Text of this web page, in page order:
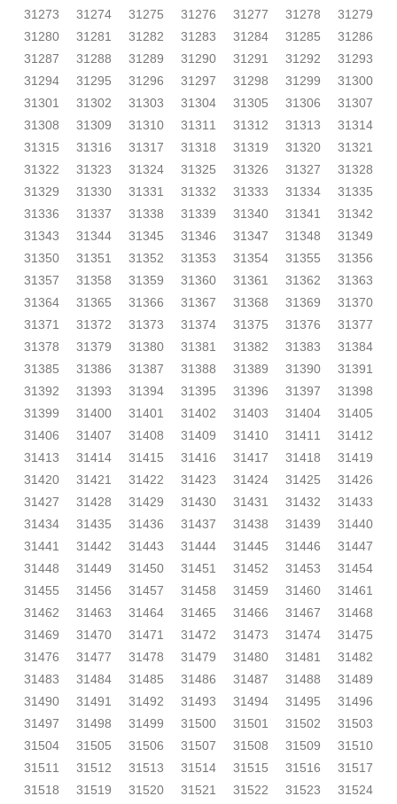
31273
31274 31275 31276 31277 31278
31279
31280
31281 31282 31283 31284 31285
31286
31287
31288 31289 31290 31291 31292
31293
31294
31295 31296 31297 31298 31299
31300
31301
31302 31303 31304 31305 31306
31307
31308
31309 31310 31311 31312 31313
31314
31315
31316 31317 31318 31319 31320
31321
31322
31323 31324 31325 31326 31327
31328
31329
31330 31331 31332 31333 31334
31335
31336
31337 31338 31339 31340 31341
31342
31343
31344 31345 31346 31347 31348
31349
31350
31351 31352 31353 31354 31355
31356
31357
31358 31359 31360 31361 31362
31363
31364
31365 31366 31367 31368 31369
31370
31371
31372 31373 31374 31375 31376
31377
31378
31379 31380 31381 31382 31383
31384
31385
31386 31387 31388 31389 31390
31391
31392
31393 31394 31395 31396 31397
31398
31399
31400 31401 31402 31403 31404
31405
31406
31407 31408 31409 31410 31411
31412
31413
31414 31415 31416 31417 31418
31419
31420
31421 31422 31423 31424 31425
31426
31427
31428 31429 31430 31431 31432
31433
31434
31435 31436 31437 31438 31439
31440
31441
31442 31443 31444 31445 31446
31447
31448
31449 31450 31451 31452 31453
31454
31455
31456 31457 31458 31459 31460
31461
31462
31463 31464 31465 31466 31467
31468
31469
31470 31471 31472 31473 31474
31475
31476
31477 31478 31479 31480 31481
31482
31483
31484 31485 31486 31487 31488
31489
31490
31491 31492 31493 31494 31495
31496
31497
31498 31499 31500 31501 31502
31503
31504
31505 31506 31507 31508 31509
31510
31511
31512 31513 31514 31515 31516
31517
31518
31519 31520 31521 31522 31523
31524